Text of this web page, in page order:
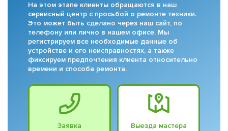
На этом этапе клиенты обращаются в наш
сервисный центр с просьбой о ремонте техники.
Это может быть сделано через наш сайт, по
телефону или лично в нашем офисе. Мы
регистрируем все необходимые данные об
устройстве и его неисправностях, а также
фиксируем предпочтения клиента относительно
времени и способа ремонта.
Заявка Выезда мастера